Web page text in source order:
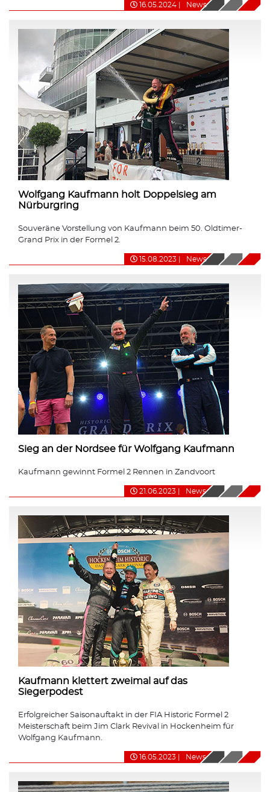
16.05.2024 News
Wolfgang Kaufmann holt Doppelsieg am
Nürburgring
Souveräne Vorstellung von Kaufmann beim 50. Oldtimer-
Grand Prix in der Formel 2.
15.08.2023 News
Sieg an der Nordsee für Wolfgang Kaufmann
Kaufmann gewinnt Formel 2 Rennen in Zandvoort
21.06.2023 News
Kaufmann klettert zweimal auf das
Siegerpodest
Erfolgreicher Saisonauftakt in der FIA Historic Formel 2
Meisterschaft beim Jim Clark Revival in Hockenheim für
Wolfgang Kaufmann.
16.05.2023 News